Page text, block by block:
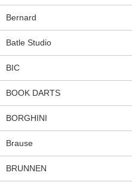
Bernard
Batle Studio
BIC
BOOK DARTS
BORGHINI
Brause
BRUNNEN